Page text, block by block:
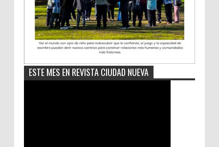
ESTE MES EN REVISTA CIUDAD NUEVA